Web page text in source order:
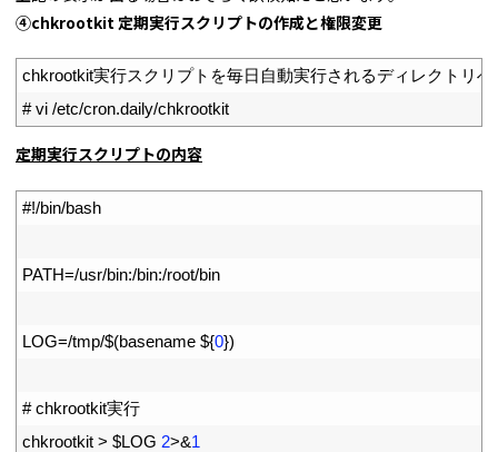
④chkrootkit 定期実行スクリプトの作成と権限変更
chkrootkit実行スクリプトを毎日自動実行されるディレクトリへ
# vi /etc/cron.daily/chkrootkit
定期実行スクリプトの内容
#!/bin/bash
PATH=/usr/bin:/bin:/root/bin
LOG=/tmp/$(basename ${0})
# chkrootkit実行
chkrootkit > $LOG 2>&1